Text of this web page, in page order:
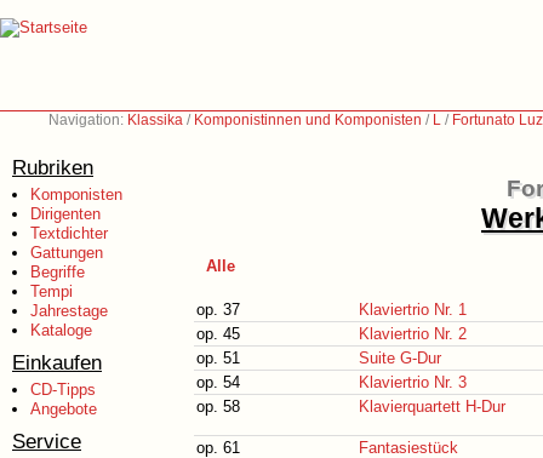
Navigation: Klassika / Komponistinnen und Komponisten / L / Fortunato
Rubriken
Komponisten
Dirigenten
Textdichter
Gattungen
Begriffe
Tempi
Jahrestage
Kataloge
Einkaufen
CD-Tipps
Angebote
Service
Alle
op. 37
Klaviertrio Nr. 1
op. 45
Klaviertrio Nr. 2
op. 51
Suite G-Dur
op. 54
Klaviertrio Nr. 3
op. 58
Klavierquartett H-Dur
op. 61 Fantasiestück